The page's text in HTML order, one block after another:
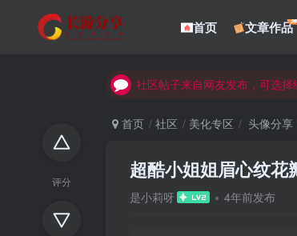
首页 文章作品
评分
社区帖子来自网友发布，可选
社区帖子来自网友发布，可选
首页 社区 美化专区 头像分享
超酷小姐姐眉心纹花
是小莉呀 4年前发布